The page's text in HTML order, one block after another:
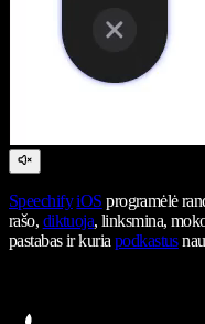
Speechify iOS programėlė
rašo, diktuoja, linksmina,
pastabas ir kuriapodkastus